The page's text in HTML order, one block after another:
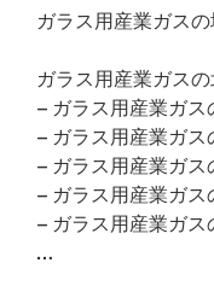
ガラス用産業ガス
ガラス用産業ガス
– ガラス用産業ガ
– ガラス用産業ガ
– ガラス用産業ガ
– ガラス用産業ガ
– ガラス用産業ガ
…